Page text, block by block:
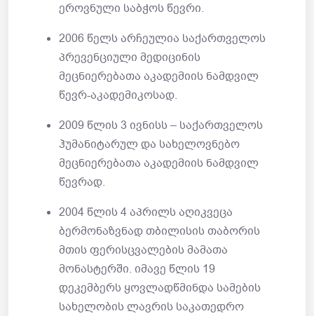
ეროვნული საბჭოს წევრი.
2006 წელს არჩეულია საქართველოს
პრევენციული მედიცინის
მეცნიერებათა აკადემიის ნამდვილ
წევრ-აკადემიკოსად.
2009 წლის 3 ივნისს – საქართველოს
ჰუმანიტარულ და სახელოვნებო
მეცნიერებათა აკადემიის ნამდვილ
წევრად.
2004 წლის 4 აპრილს აღიკვეცა
ბერმონაზვნად თბილისის თაბორის
მთის ფერისცვალების მამათა
მონასტერში. იმავე წლის 19
დეკემბერს ყოვლადწმინდა სამების
სახელობის ლავრის საკათედრო